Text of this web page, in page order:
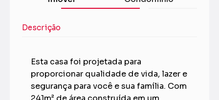
Descrição
Esta casa foi projetada para
proporcionar qualidade de vida, lazer e
segurança para você e sua família. Com